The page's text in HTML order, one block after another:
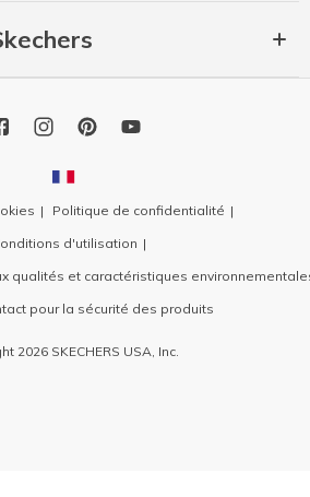
Politique de confidentialité
d'utilisation
qualités et caractéristiques
pour la sécurité des produits
2026 SKECHERS USA, Inc.